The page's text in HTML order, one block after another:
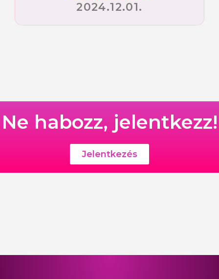
2024.12.01.
Ne habozz, jelentkezz!
Jelentkezés